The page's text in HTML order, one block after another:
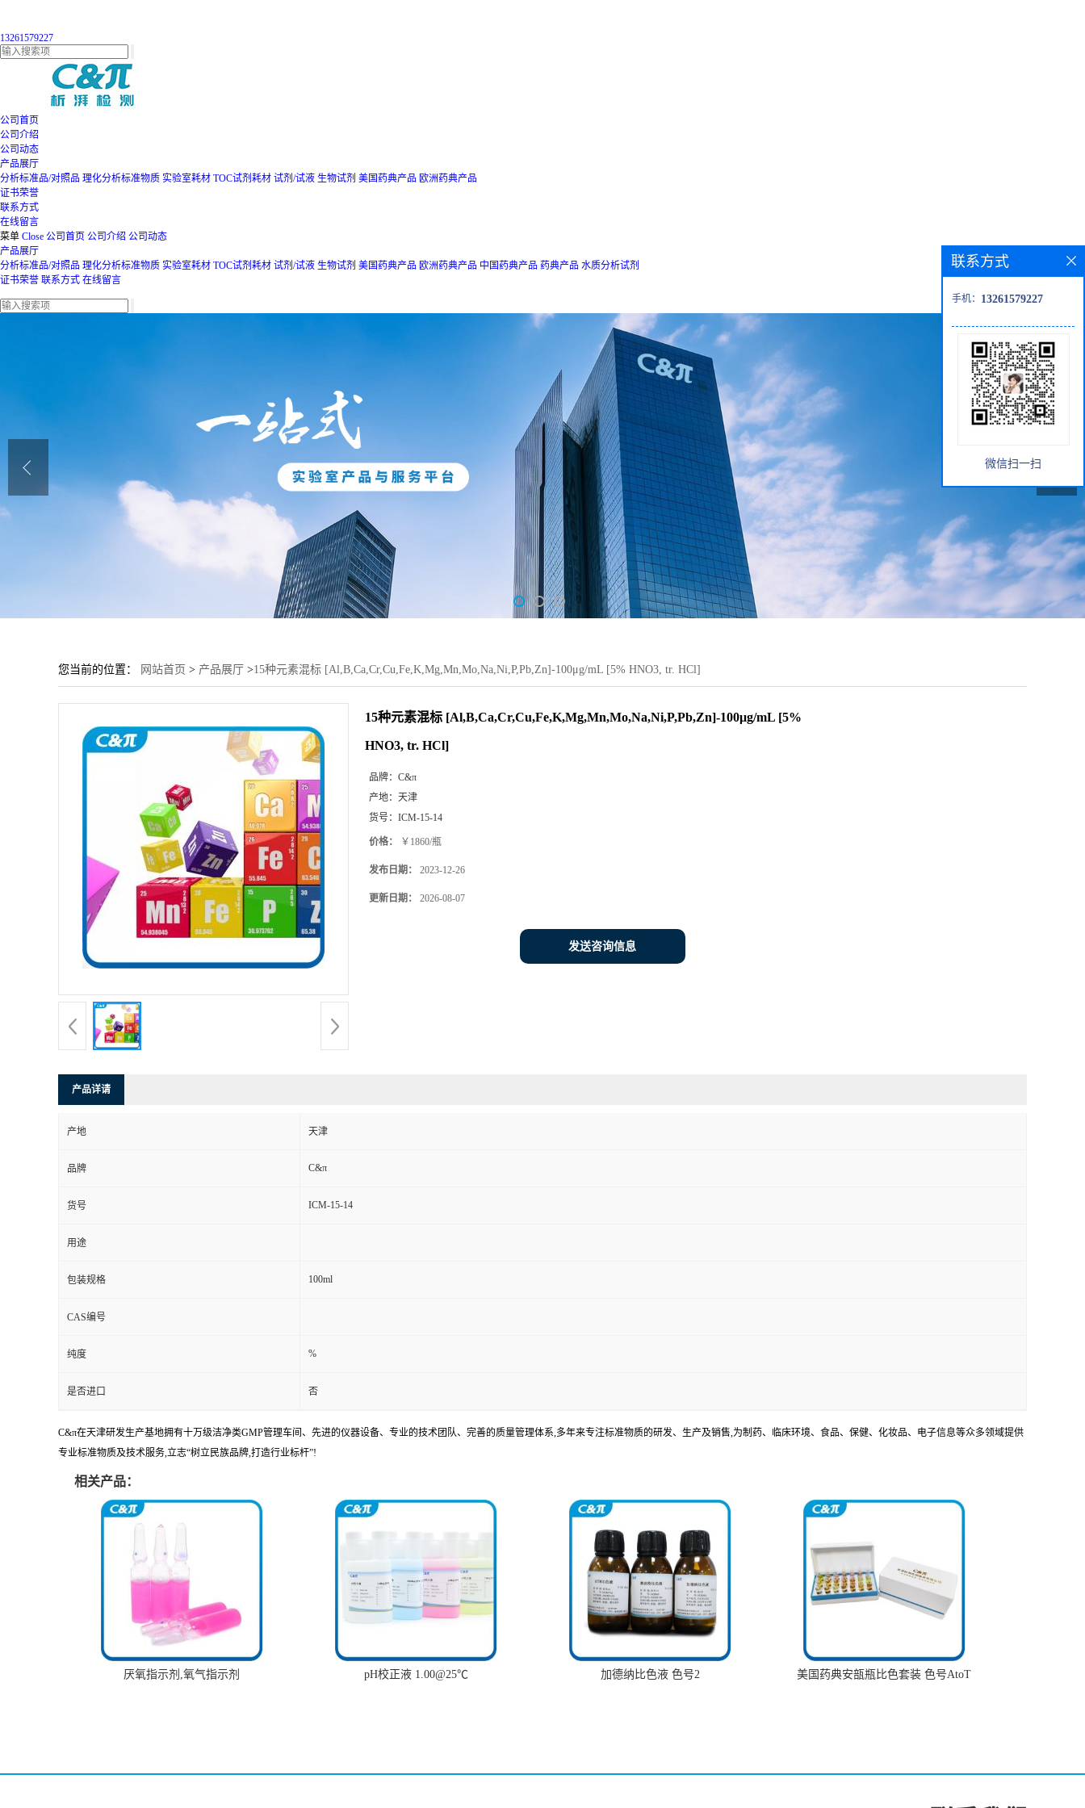
13261579227
公司首页
公司介绍
公司动态
产品展厅
分析标准品/对照品 理化分析标准物质 实验室耗材 TOC试剂耗材 试剂/试液 生物试剂 美国药典产品 欧洲药典产品
证书荣誉
联系方式
在线留言
菜单 Close 公司首页 公司介绍 公司动态
产品展厅
分析标准品/对照品 理化分析标准物质 实验室耗材 TOC试剂耗材 试剂/试液 生物试剂 美国药典产品 欧洲药典产品 中国药典产品 药典产品 水质分析试剂
证书荣誉 联系方式 在线留言
您当前的位置： 网站首页 > 产品展厅 >15种元素混标 [Al,B,Ca,Cr,Cu,Fe,K,Mg,Mn,Mo,Na,Ni,P,Pb,Zn]-100μg/mL [5% HNO3, tr. HCl]
15种元素混标 [Al,B,Ca,Cr,Cu,Fe,K,Mg,Mn,Mo,Na,Ni,P,Pb,Zn]-100μg/mL [5%
HNO3, tr. HCl]
品牌： C&π
产地： 天津
货号： ICM-15-14
价格： ￥1860/瓶
发布日期： 2023-12-26
更新日期： 2026-08-07
发送咨询信息
产品详请
产地 天津
品牌 C&π
货号 ICM-15-14
用途
包装规格 100ml
CAS编号
纯度 %
是否进口 否
C&π在天津研发生产基地拥有十万级洁净类GMP管理车间、先进的仪器设备、专业的技术团队、完善的质量管理体系,多年来专注标准物质的研发、生产及销售,为制药、临床环境、食品、保健、化妆品、电子信息等众多领域提供
专业标准物质及技术服务,立志“树立民族品牌,打造行业标杆”!
相关产品：
厌氧指示剂,氧气指示剂 pH校正液 1.00@25℃ 加德纳比色液 色号2 美国药典安瓿瓶比色套装 色号AtoT
联系方式
手机： 13261579227
微信扫一扫